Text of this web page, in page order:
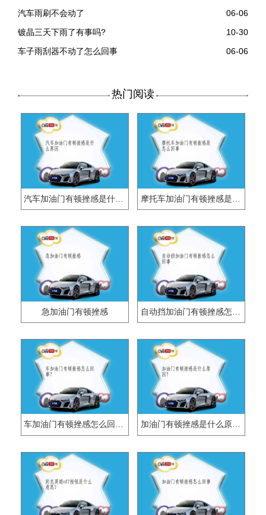
汽车雨刷不会动了
06-06
镀晶三天下雨了有事吗?
10-30
车子雨刮器不动了怎么回事
06-06
热门阅读
急加油门有顿挫感
车加油门有顿挫感怎么回事？ 加油门有顿挫感是什么原因？